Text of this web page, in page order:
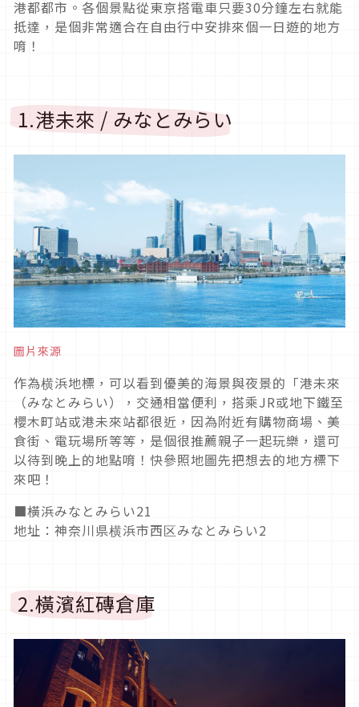
港都都市。各個景點從東京搭電車只要30分鐘左右就能
抵達，是個非常適合在自由行中安排來個一日遊的地方
唷！
1.港未來 / みなとみらい
圖片來源
作為横浜地標，可以看到優美的海景與夜景的「港未來
（みなとみらい），交通相當便利，搭乘JR或地下鐵至
櫻木町站或港未來站都很近，因為附近有購物商場、美
食街、電玩場所等等，是個很推薦親子一起玩樂，還可
以待到晚上的地點唷！快參照地圖先把想去的地方標下
來吧！
■橫浜みなとみらい21
地址：神奈川県横浜市西区みなとみらい2
2.橫濱紅磚倉庫